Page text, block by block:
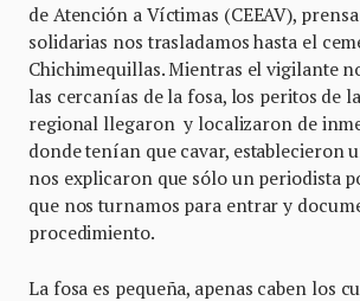
de Atención a Víctimas (CEEAV),
solidarias nos trasladamos hasta el
Chichimequillas. Mientras el vigilante
las cercanías de la fosa, los peritos de
regional llegaron y localizaron de
donde tenían que cavar, establecieron
nos explicaron que sólo un periodista
que nos turnamos para entrar y
procedimiento.
La fosa es pequeña, apenas caben los